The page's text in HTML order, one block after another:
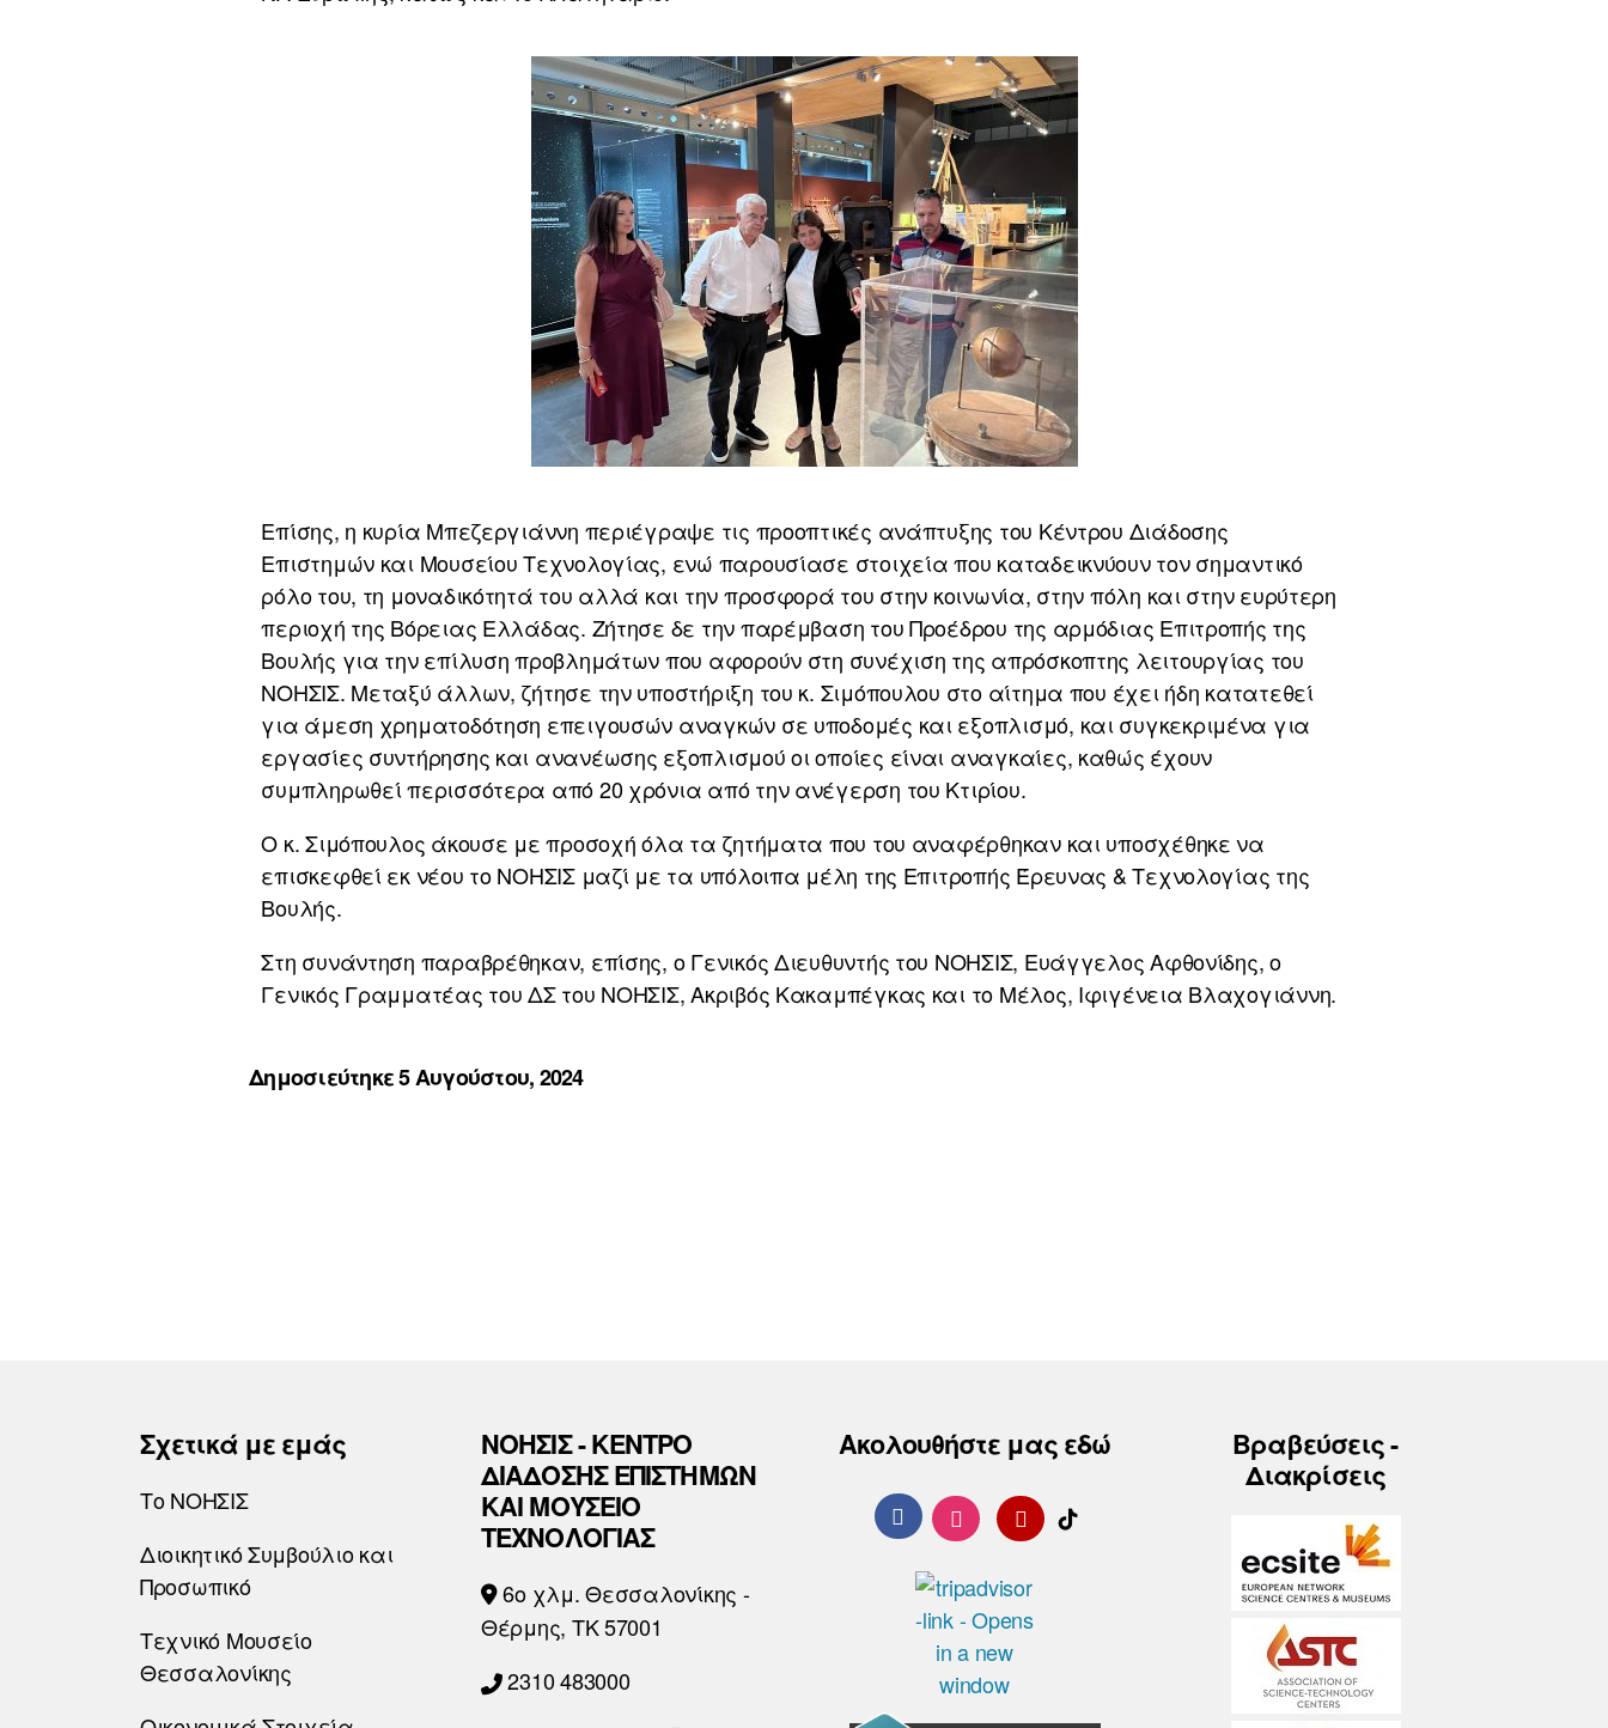
Επίσης, η κυρία Μπεζεργιάννη περιέγραψε τις προοπτικές ανάπτυξης του Κέντρου Διάδοσης
Επιστημών και Μουσείου Τεχνολογίας, ενώ παρουσίασε στοιχεία που καταδεικνύουν τον σημαντικό
ρόλο του, τη μοναδικότητά του αλλά και την προσφορά του στην κοινωνία, στην πόλη και στην ευρύτερη
περιοχή της Βόρειας Ελλάδας. Ζήτησε δε την παρέμβαση του Προέδρου της αρμόδιας Επιτροπής της
Βουλής για την επίλυση προβλημάτων που αφορούν στη συνέχιση της απρόσκοπτης λειτουργίας του
ΝΟΗΣΙΣ. Μεταξύ άλλων, ζήτησε την υποστήριξη του κ. Σιμόπουλου στο αίτημα που έχει ήδη κατατεθεί
για άμεση χρηματοδότηση επειγουσών αναγκών σε υποδομές και εξοπλισμό, και συγκεκριμένα για
εργασίες συντήρησης και ανανέωσης εξοπλισμού οι οποίες είναι αναγκαίες, καθώς έχουν
συμπληρωθεί περισσότερα από 20 χρόνια από την ανέγερση του Κτιρίου.
Ο κ. Σιμόπουλος άκουσε με προσοχή όλα τα ζητήματα που του αναφέρθηκαν και υποσχέθηκε να
επισκεφθεί εκ νέου το ΝΟΗΣΙΣ μαζί με τα υπόλοιπα μέλη της Επιτροπής Έρευνας & Τεχνολογίας της
Βουλής.
Στη συνάντηση παραβρέθηκαν, επίσης, ο Γενικός Διευθυντής του ΝΟΗΣΙΣ, Ευάγγελος Αφθονίδης, ο
Γενικός Γραμματέας του ΔΣ του ΝΟΗΣΙΣ, Ακριβός Κακαμπέγκας και το Μέλος, Ιφιγένεια Βλαχογιάννη.
Δημοσιεύτηκε 5 Αυγούστου, 2024
Σχετικά με εμάς
Το ΝΟΗΣΙΣ
Διοικητικό Συμβούλιο και
Προσωπικό
Τεχνικό Μουσείο
Θεσσαλονίκης
ΝΟΗΣΙΣ - ΚΕΝΤΡΟ
ΔΙΑΔΟΣΗΣ ΕΠΙΣΤΗΜΩΝ
ΚΑΙ ΜΟΥΣΕΙΟ
ΤΕΧΝΟΛΟΓΙΑΣ
6o χλμ. Θεσσαλονίκης -
Θέρμης, ΤΚ 57001
2310 483000
Ακολουθήστε μας εδώ
Βραβεύσεις -
Διακρίσεις